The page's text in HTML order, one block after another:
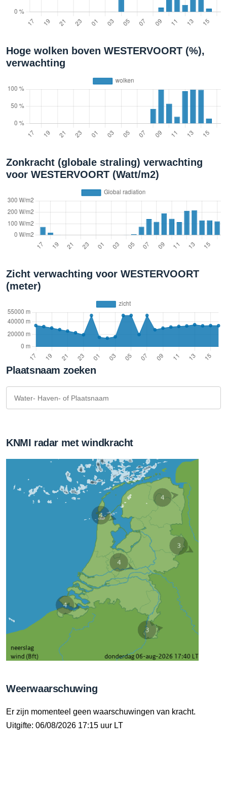
Hoge wolken boven WESTERVOORT (%),
verwachting
Zonkracht (globale straling) verwachting
voor WESTERVOORT (Watt/m2)
Zicht verwachting voor WESTERVOORT
(meter)
Plaatsnaam zoeken
KNMI radar met windkracht
Weerwaarschuwing
Er zijn momenteel geen waarschuwingen van kracht.
Uitgifte: 06/08/2026 17:15 uur LT